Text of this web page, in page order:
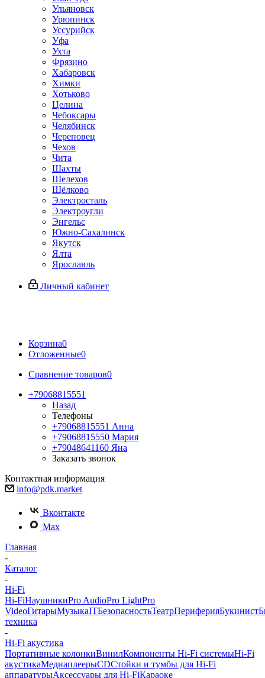
Ульяновск
Урюпинск
Уссурийск
Уфа
Ухта
Фрязино
Хабаровск
Химки
Хотьково
Целина
Чебоксары
Челябинск
Череповец
Чехов
Чита
Шахты
Шелехов
Щёлково
Электросталь
Электроугли
Энгельс
Южно-Сахалинск
Якутск
Ялта
Ярославль
Личный кабинет
Корзина0
Отложенные0
Сравнение товаров0
+79068815551
Назад
Телефоны
+79068815551 Анна
+79068815550 Мария
+79048641160 Яна
Заказать звонок
Контактная информация
info@pdk.market
Вконтакте
Max
Главная
-
Каталог
-
Hi-Fi
Hi-FiНаушникиPro AudioPro LightPro
VideoГитарыМузыкаITБезопасностьТеатрПериферияБукинист
техника
-
Hi-Fi акустика
Портативные колонкиВинилКомпоненты Hi-Fi системыHi-Fi
акустикаМедиаплеерыCDСтойки и тумбы для Hi-Fi
аппаратурыАксессуары для Hi-FiКараоке